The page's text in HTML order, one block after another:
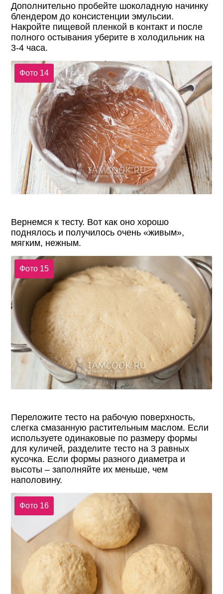
Дополнительно пробейте шоколадную начинку
блендером до консистенции эмульсии.
Накройте пищевой пленкой в контакт и после
полного остывания уберите в холодильник на
3-4 часа.
Фото 14
Вернемся к тесту. Вот как оно хорошо
поднялось и получилось очень «живым»,
мягким, нежным.
Фото 15
Переложите тесто на рабочую поверхность,
слегка смазанную растительным маслом. Если
используете одинаковые по размеру формы
для куличей, разделите тесто на 3 равных
кусочка. Если формы разного диаметра и
высоты – заполняйте их меньше, чем
наполовину.
Фото 16